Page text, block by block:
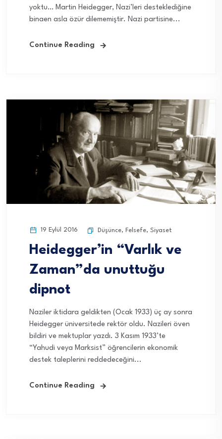
yoktu… Martin Heidegger, Nazi’leri desteklediğine
binaen asla özür dilememiştir. Nazi partisine...
Continue Reading
19 Eylül 2016 Düşünce, Felsefe, Siyaset
Heidegger’in “Varlık ve
Zaman”da unuttuğu
dipnot
Naziler iktidara geldikten (Ocak 1933) üç ay sonra
Heidegger üniversitede rektör oldu. Nazileri öven
bildiri ve mektuplar yazdı. 3 Kasım 1933’te
“Yahudi veya Marksist” öğrencilerin ekonomik
destek taleplerini reddedeceğini...
Continue Reading